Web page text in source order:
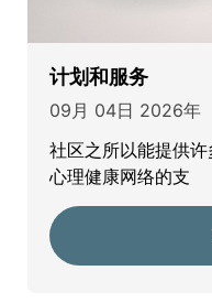
计划和服务
09月 04日 2026年
社区之所以能提供
心理健康网络的支